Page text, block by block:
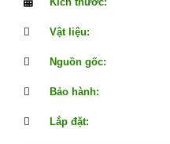
Vật liệu:
Nguồn gốc:
Bảo hành:
Lắp đặt: